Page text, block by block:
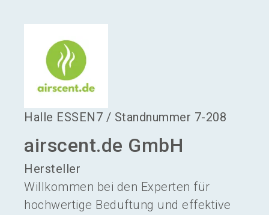
Halle ESSEN7 / Standnummer 7-208
airscent.de GmbH
Hersteller
Willkommen bei den Experten für
hochwertige Beduftung und effektive